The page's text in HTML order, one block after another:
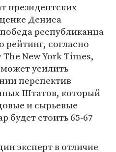
президентских
Дениса
республиканца
рейтинг, согласно
New York Times,
усилить
перспектив
Штатов, который
и сырьевые
будет стоить 65-67
эксперт в отличие